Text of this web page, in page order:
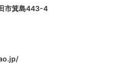
市箕島443-4